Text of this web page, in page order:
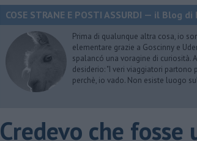
COSE STRANE E POSTI ASSURDI — il Blog
Prima di qualunque altra cosa, io
elementare grazie a Goscinny e
spalancó una voragine di curiosità.
desiderio: "I veri viaggiatori partono
perchè, io vado. Non esiste luogo
Credevo che